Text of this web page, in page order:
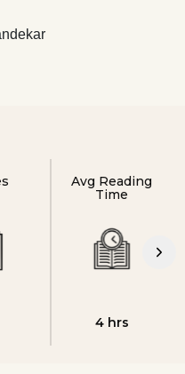
Avg Reading
Time
4 hrs